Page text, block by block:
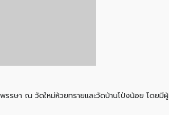
รรษา ณ วัดใหม่ห้วยทรายและวัดบ้านโป่งน้อย โดยมีผู้